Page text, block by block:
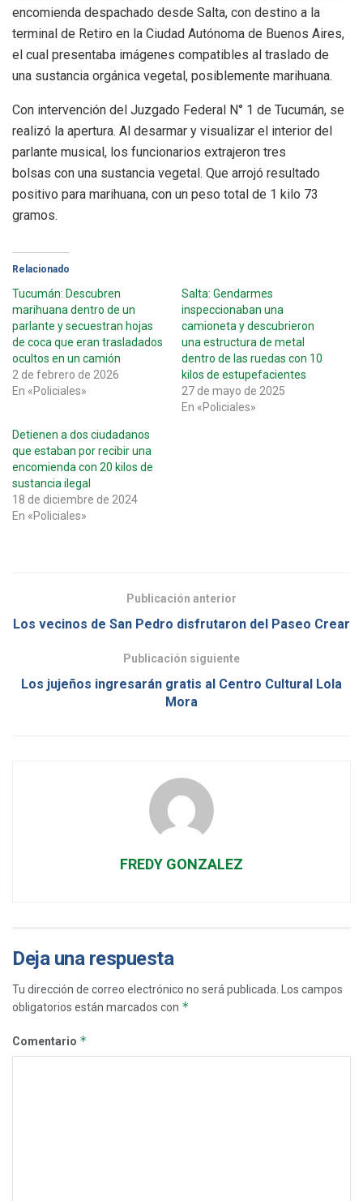
encomienda despachado desde Salta, con destino a la
terminal de Retiro en la Ciudad Autónoma de Buenos Aires,
el cual presentaba imágenes compatibles al traslado de
una sustancia orgánica vegetal, posiblemente marihuana.
Con intervención del Juzgado Federal N° 1 de Tucumán, se
realizó la apertura. Al desarmar y visualizar el interior del
parlante musical, los funcionarios extrajeron tres
bolsas con una sustancia vegetal. Que arrojó resultado
positivo para marihuana, con un peso total de 1 kilo 73
gramos.
Relacionado
Tucumán: Descubren
marihuana dentro de un
parlante y secuestran hojas
de coca que eran trasladados
ocultos en un camión
2 de febrero de 2026
En «Policiales»
Salta: Gendarmes
inspeccionaban una
camioneta y descubrieron
una estructura de metal
dentro de las ruedas con 10
kilos de estupefacientes
27 de mayo de 2025
En «Policiales»
Detienen a dos ciudadanos
que estaban por recibir una
encomienda con 20 kilos de
sustancia ilegal
18 de diciembre de 2024
En «Policiales»
Publicación anterior
Los vecinos de San Pedro disfrutaron del Paseo Crear
Publicación siguiente
Los jujeños ingresarán gratis al Centro Cultural Lola
Mora
FREDY GONZALEZ
Deja una respuesta
Tu dirección de correo electrónico no será publicada.
Los campos
obligatorios están marcados con *
Comentario *